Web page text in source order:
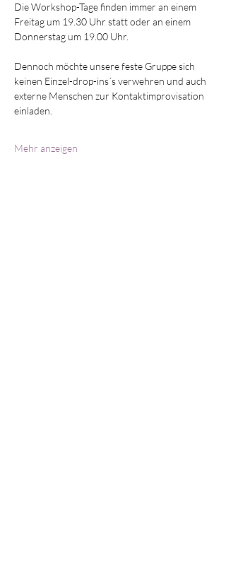
Die Workshop-Tage finden immer an einem
Freitag um 19.30 Uhr statt oder an einem
Donnerstag um 19.00 Uhr.
Dennoch möchte unsere feste Gruppe sich
keinen Einzel-drop-ins´s verwehren und auch
externe Menschen zur Kontaktimprovisation
einladen.
Mehr anzeigen